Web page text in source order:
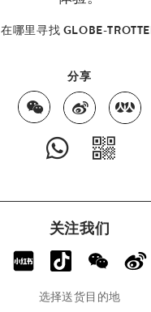
在哪里寻找 GLOBE-
分享
关注我们
选择送货目的地